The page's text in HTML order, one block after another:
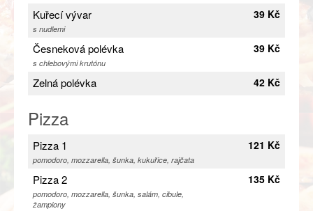
Kuřecí vývar
s nudlemi
39 Kč
Česneková polévka
s chlebovými krutónu
39 Kč
Zelná polévka 42 Kč
Pizza
Pizza 1
pomodoro, mozzarella, šunka, kukuřice, rajčata
121 Kč
Pizza 2
pomodoro, mozzarella, šunka, salám, cibule,
žampiony
135 Kč